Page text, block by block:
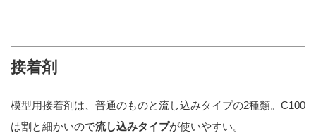
接着剤
模型用接着剤は、普通のものと流し込みタイプの2種類。C100
は割と細かいので流し込みタイプが使いやすい。